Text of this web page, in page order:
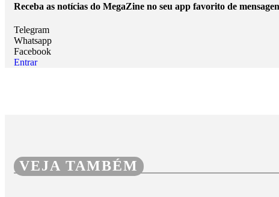
Receba as notícias do MegaZine no seu app favorito de
Telegram
Whatsapp
Facebook
Entrar
VEJA TAMBÉM